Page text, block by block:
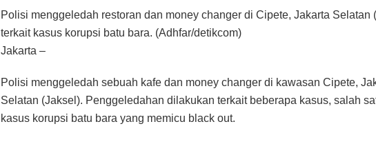
Polisi menggeledah restoran dan money changer di Cipete, Jakarta Selatan
terkait kasus korupsi batu bara. (Adhfar/detikcom)
Jakarta –
Polisi menggeledah sebuah kafe dan money changer di kawasan Cipete,
Selatan (Jaksel). Penggeledahan dilakukan terkait beberapa kasus, salah
kasus korupsi batu bara yang memicu black out.